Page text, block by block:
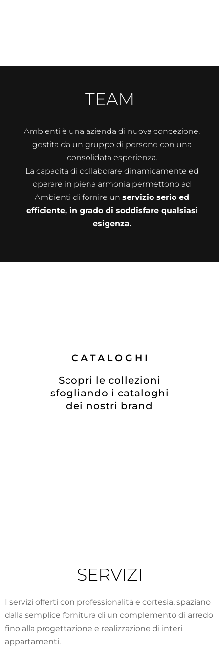
TEAM
Ambienti è una azienda di nuova concezione,
gestita da un gruppo di persone con una
consolidata esperienza.
La capacità di collaborare dinamicamente ed
operare in piena armonia permettono ad
Ambienti di fornire un servizio serio ed
efficiente, in grado di soddisfare qualsiasi
esigenza.
C A T A L O G H I
Scopri le collezioni
​sfogliando i cataloghi
dei nostri brand
SERVIZI
I servizi offerti con professionalità e cortesia, spaziano
dalla semplice fornitura di un complemento di arredo
fino alla progettazione e realizzazione di interi
appartamenti.